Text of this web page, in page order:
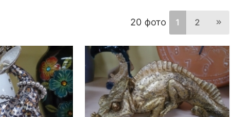
20 фото 1 2